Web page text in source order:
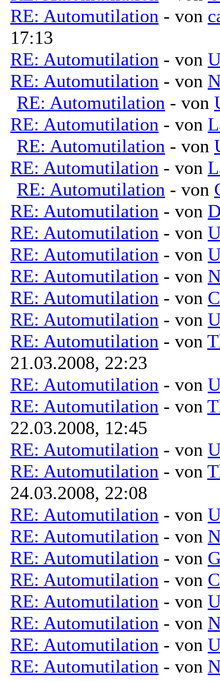
RE: Automutilation - von
17:13
RE: Automutilation - von
RE: Automutilation - von
RE: Automutilation - von
RE: Automutilation - von
RE: Automutilation - von
RE: Automutilation - von
RE: Automutilation - von
RE: Automutilation - von
RE: Automutilation - von
RE: Automutilation - von
RE: Automutilation - von
RE: Automutilation - von
RE: Automutilation - von
RE: Automutilation - von
21.03.2008, 22:23
RE: Automutilation - von
RE: Automutilation - von
22.03.2008, 12:45
RE: Automutilation - von
RE: Automutilation - von
24.03.2008, 22:08
RE: Automutilation - von
RE: Automutilation - von
RE: Automutilation - von
RE: Automutilation - von
RE: Automutilation - von
RE: Automutilation - von
RE: Automutilation - von
RE: Automutilation - von